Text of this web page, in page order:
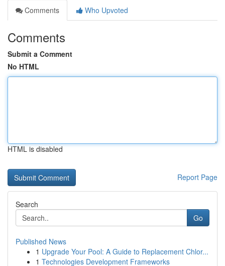
Comments
Who Upvoted
Comments
Submit a Comment
No HTML
HTML is disabled
Report Page
Search
Go
Published News
1 Upgrade Your Pool: A Guide to Replacement Chlor...
1 Technologies Development Frameworks